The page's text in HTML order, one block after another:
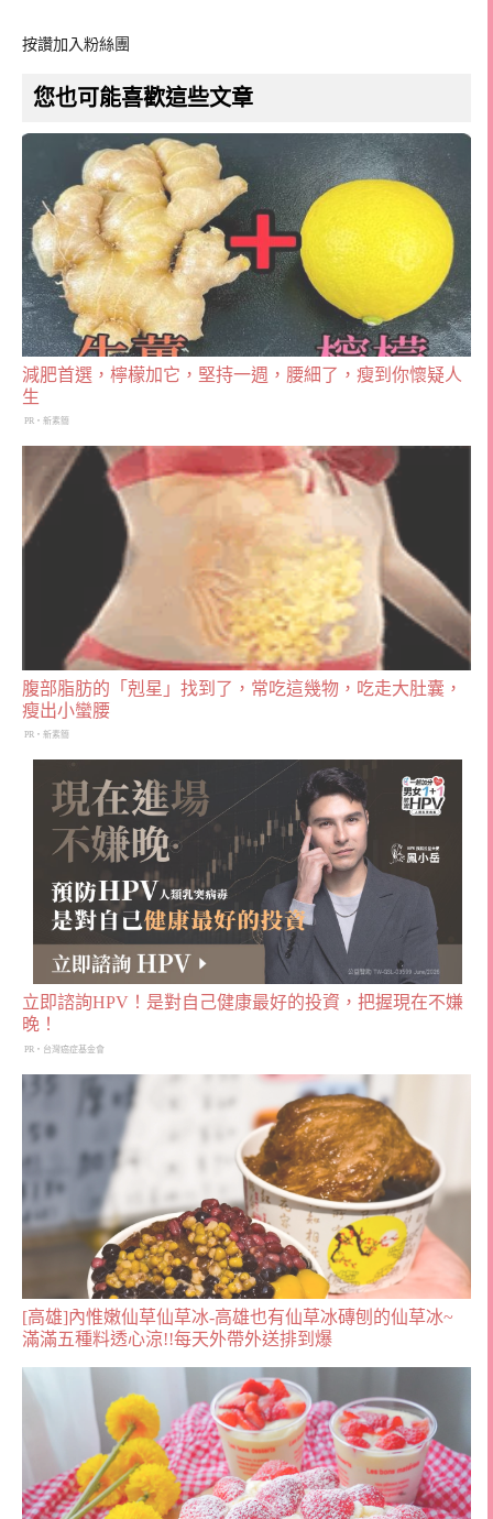
按讚加入粉絲團
您也可能喜歡這些文章
減肥首選，檸檬加它，堅持一週，腰細了，瘦到你懷疑人
生
PR・新素簡
腹部脂肪的「剋星」找到了，常吃這幾物，吃走大肚囊，
瘦出小蠻腰
PR・新素簡
立即諮詢HPV！是對自己健康最好的投資，把握現在不嫌
晚！
PR・台灣癌症基金會
[高雄]內惟嫩仙草仙草冰-高雄也有仙草冰磚刨的仙草冰~
滿滿五種料透心涼!!每天外帶外送排到爆